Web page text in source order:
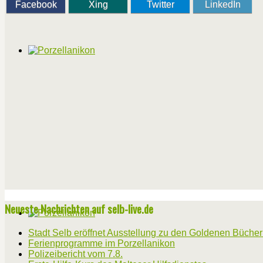
Facebook Xing Twitter LinkedIn
Neueste Nachrichten auf selb-live.de
Stadt Selb eröffnet Ausstellung zu den Goldenen
Ferienprogramme im Porzellanikon
Polizeibericht vom 7.8.